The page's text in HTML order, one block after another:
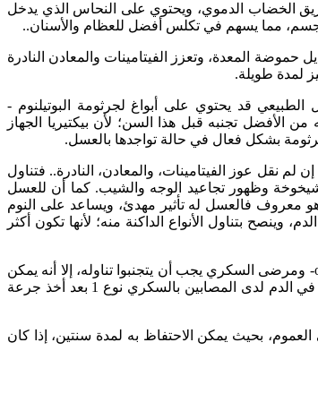
الخضاب الدموي، ويحتوي على النحاس الذي يدخل
مما يسهم في تكلس أفضل للعظام والأسنان..
المعدة، وتعزز الفيتامينات والمعادن النادرة
لمدة طويلة.
قد يحتوي على أبواغ لجرثومة البوتيلنوم -
الأفضل تجنبه قبل هذا السن؛ لأن بيكتيريا الجهاز
بشكل فعال في حالة تواجدها بالعسل.
عوز الفيتامينات، والمعادن، النادرة.. فتناول
وظهور تجاعيد الوجه والشيب. كما أن للعسل
معروف فالعسل له تأثير مهدئ، ويساعد على النوم
بتناول الأنواع الداكنة منه؛ لأنها تكون أكثر
ليس للعسل أخطارا جانبية وإن استهلك بكمية كبيرة إلا أن من يعانون من ارتفاع مهم لنسبة الدهنيات في الدم وحصى الكلى من نوع -oxaliques Lithiases- ومرضى السكري يجب أن يتجنبوا تناوله، إلا أنه يمكن
إدماجه في النظام الغذائي للمصاب بالسكري نوع 2 لكن دون تجاوز مقدار الكربوهيدرات المسموح لهم بتناولها، كما يمكن استهلاكه في حالة نقص السكر في الدم لدى المصابين بالسكري نوع 1 بعد أخذ جرعة
يجب تخزينه في وعاء محكم الإغلاق في مكان جاف بعيد عن الضوء، وفي درجة حرارة مستقرة نحو 20 درجة على العموم، بحيث يمكن الاحتفاظ به لمدة سنتين، إذا كان